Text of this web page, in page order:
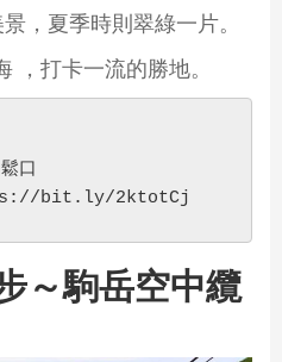
，夏季時則翠綠一片。
，打卡一流的勝地。
口
bit.ly/2ktotCj
～駒岳空中纜